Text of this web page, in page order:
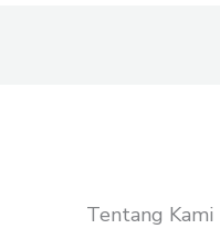
Tentang Kami